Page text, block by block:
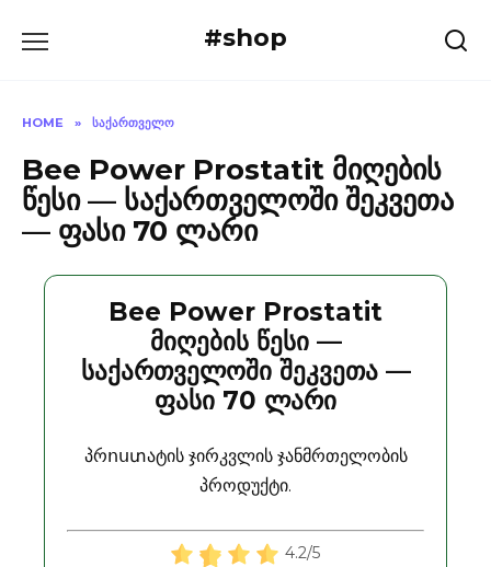
#shop
HOME » ᲡᲐᲥᲐᲠᲗᲕᲔᲚᲝ
Bee Power Prostatit მიღების
წესი — საქართველოში შეკვეთა
— ფასი 70 ლარი
Bee Power Prostatit
მიღების წესი —
საქართველოში შეკვეთა —
ფასი 70 ლარი
პრոստატის ჯირკვლის ჯანმრთელობის
პროდუქტი.
4.2/5